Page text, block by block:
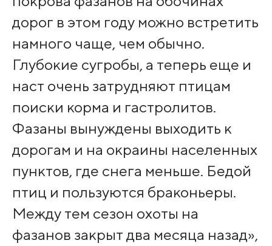
дорог в этом году можно встретить
намного чаще, чем обычно.
Глубокие сугробы, а теперь еще и
наст очень затрудняют птицам
поиски корма и гастролитов.
Фазаны вынуждены выходить к
дорогам и на окраины населенных
пунктов, где снега меньше. Бедой
птиц и пользуются браконьеры.
Между тем сезон охоты на
фазанов закрыт два месяца назад»,